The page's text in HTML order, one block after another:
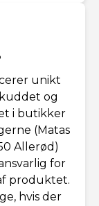
unikt
og
i butikker
(Matas
Allerød)
for
produktet.
hvis der